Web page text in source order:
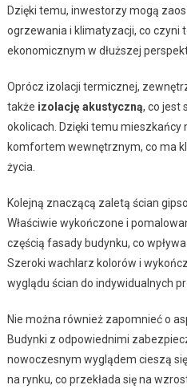
Dzięki temu, inwestorzy mogą
ogrzewania i klimatyzacji, co czyni
ekonomicznym w dłuższej
Oprócz izolacji termicznej,
także izolację akustyczną, co jest
okolicach. Dzięki temu mieszkańcy
komfortem wewnętrznym, co ma
życia.
Kolejną znaczącą zaletą ścian
Właściwie wykończone i
częścią fasady budynku, co
Szeroki wachlarz kolorów i
wyglądu ścian do indywidualnych
Nie można również zapomnieć o
Budynki z odpowiednimi
nowoczesnym wyglądem cieszą
na rynku, co przekłada się na